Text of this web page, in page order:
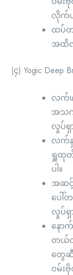
လိုက်ပ
ထပ်တ
အထိလု
(၄) Yogic Deep
လက်ဖ
အသက်
လှုပ်ရှ
လက်နှ
ရှူထုတ်
ပါ။
အဆ
ပေါ်
လှုပ်ရှ
နော
တယ်လို့
တွေဆီ
ဝမ်း